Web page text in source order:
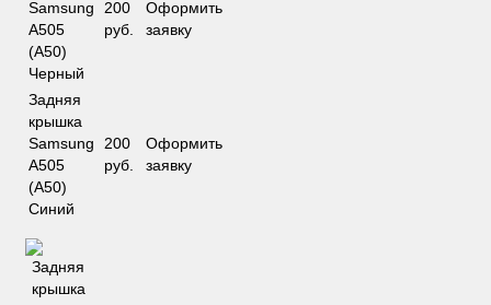
Samsung
A505
(A50)
Черный
200
руб.
Оформить
заявку
Задняя
крышка
Samsung
A505
(A50)
Синий
200
руб.
Оформить
заявку